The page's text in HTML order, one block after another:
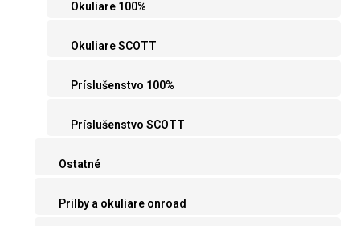
Okuliare 100%
Okuliare SCOTT
Príslušenstvo 100%
Príslušenstvo SCOTT
Ostatné
Prilby a okuliare onroad